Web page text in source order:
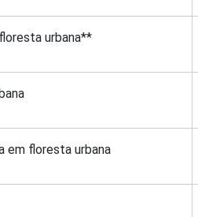
urbana**
em floresta urbana